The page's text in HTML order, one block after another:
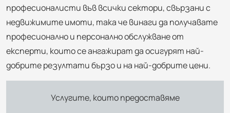
професионалисти във всички сектори, свързани с
недвижимите имоти, така че винаги да получавате
професионално и персонално обслужване от
експерти, които се ангажират да осигурят най-
добрите резултати бързо и на най-добрите цени.
Услугите, които предоставяме